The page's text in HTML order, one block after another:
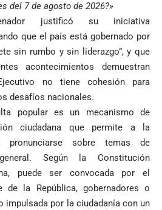
del 7 de agosto de 2026?»
justificó su iniciativa
que el país está gobernado por
sin rumbo y sin liderazgo”, y que
acontecimientos demuestran
no tiene cohesión para
desafíos nacionales.
popular es un mecanismo de
ciudadana que permite a la
pronunciarse sobre temas de
Según la Constitución
puede ser convocada por el
de la República, gobernadores o
impulsada por la ciudadanía con un
Federico
Gutiérrez
envía
Congreso
contra la ‘paz
total’ por
criminales
Petro y
la crisis de
en
tuvo piedad:
goleó 7-1 a un
valiente
Curazao en su
debut
mundialista
de
Rionegro
rechaza fotos
en
de Guarne y
acto de